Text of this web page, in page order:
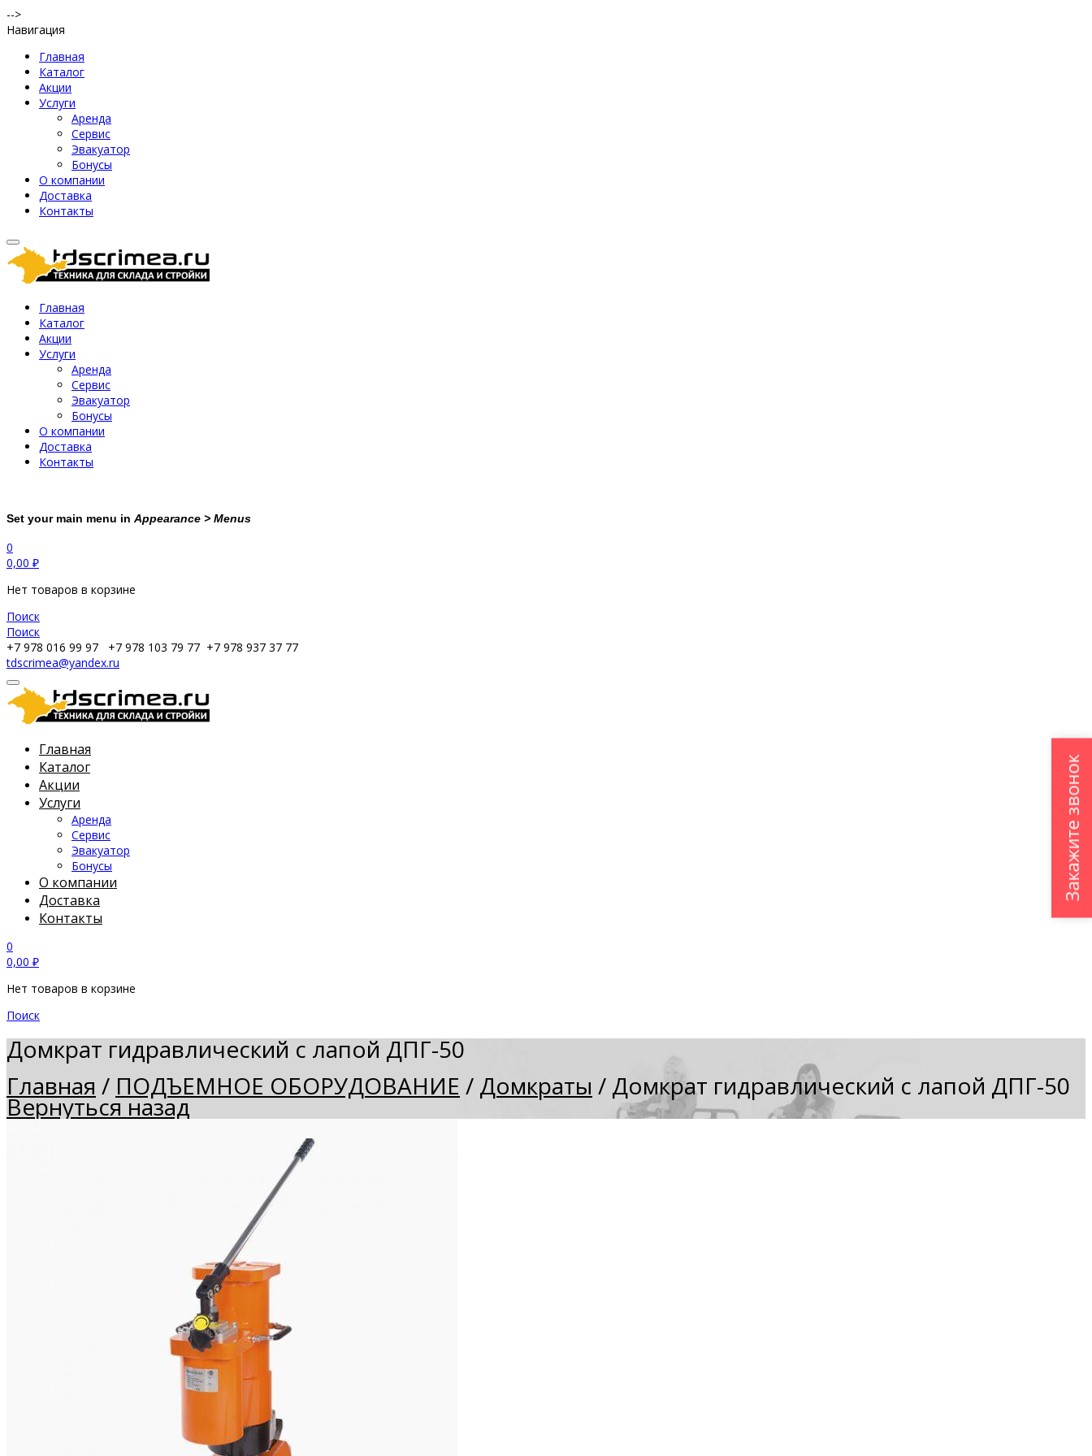
-->
Навигация
Главная
Каталог
Акции
Услуги
Аренда
Сервис
Эвакуатор
Бонусы
О компании
Доставка
Контакты
Главная
Каталог
Акции
Услуги
Аренда
Сервис
Эвакуатор
Бонусы
О компании
Доставка
Контакты
Set your main menu in Appearance > Menus
0
0,00 ₽
Нет товаров в корзине
Поиск
Поиск
+7 978 016 99 97
+7 978 103 79 77 +7 978 937 37 77
tdscrimea@yandex.ru
Главная
Каталог
Акции
Услуги
Аренда
Сервис
Эвакуатор
Бонусы
О компании
Доставка
Контакты
0
0,00 ₽
Нет товаров в корзине
Поиск
Домкрат гидравлический с лапой ДПГ-50
Главная / ПОДЪЕМНОЕ ОБОРУДОВАНИЕ / Домкраты / Домкрат гидравлический с лапой ДПГ-50
Вернуться назад
Закажите звонок